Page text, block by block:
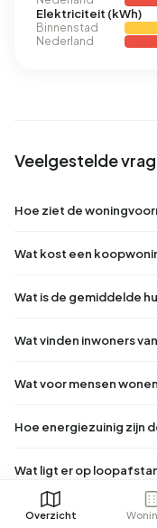
Elektriciteit (kWh)
Binnenstad
Nederland
Veelgestelde
Hoe ziet de
Wat kost een
Wat is de gemiddelde
Wat vinden inwoners
Wat voor mensen
Hoe energiezuinig zijn
Wat ligt er op
Hoeveel huizen
Overzicht